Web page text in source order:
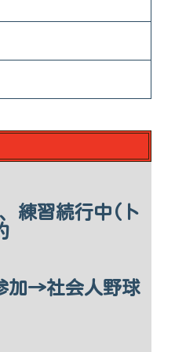
練習続行中(ト
加→社会人野球